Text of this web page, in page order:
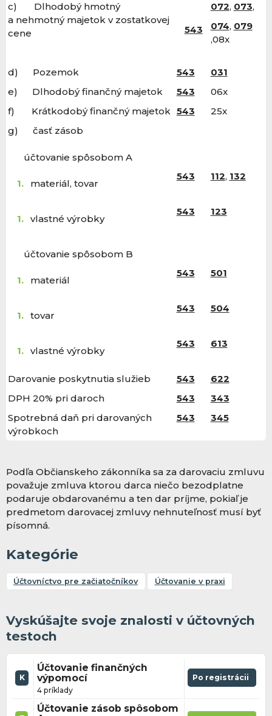
c) Dlhodobý hmotný
a nehmotný majetok v zostatkovej
cene
543
072, 073,
074, 079
,08x
d) Pozemok 543
031
e) Dlhodobý finančný majetok
543
06x
f) Krátkodobý finančný majetok 543
25x
g) časť zásob
účtovanie spôsobom A
materiál, tovar
543 112, 132
vlastné výrobky
543 123
účtovanie spôsobom B
materiál
543 501
tovar
543 504
vlastné výrobky
543 613
Darovanie poskytnutia služieb 543
622
DPH 20% pri daroch
543
343
Spotrebná daň pri darovaných
výrobkoch
543 345
Podľa Občianskeho zákonníka sa za darovaciu zmluvu
považuje zmluva ktorou darca niečo bezodplatne
podaruje obdarovanému a ten dar príjme, pokiaľ je
predmetom darovacej zmluvy nehnuteľnosť musí byť
písomná.
Kategórie
Účtovníctvo pre začiatočníkov Účtovanie v praxi
Vyskúšajte svoje znalosti v účtovných
testoch
K
Účtovanie finančných
výpomocí
4 príklady
Po registrácii
Účtovanie zásob spôsobom